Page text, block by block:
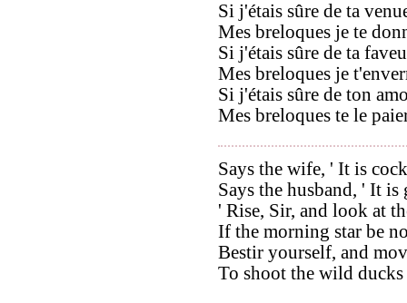
Si j'étais sûre de ta
Mes breloques je te
Si j'étais sûre de ta
Mes breloques je
Si j'étais sûre de ton
Mes breloques te le
Says the wife, ' It is
Says the husband, ' It is
' Rise, Sir, and look at
If the morning star be
Bestir yourself, and
To shoot the wild ducks